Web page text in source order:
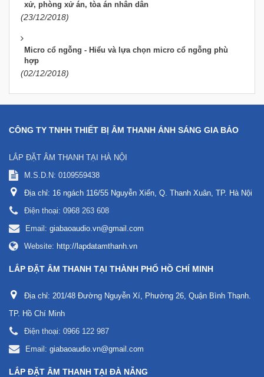
xử, phòng xử án, tòa án nhân dân
(23/12/2018)
Micro cổ ngỗng - Hiểu và lựa chọn micro cổ ngỗng phù
hợp
(02/12/2018)
CÔNG TY TNHH THIẾT BỊ ÂM THANH ÁNH SÁNG GIA BẢO
LẮP ĐẶT ÂM THANH TẠI HÀ NỘI
M.S.D.N: 0109559438
Địa chỉ: 16 ngách 116/55 Nguyễn Xiển, Q. Thanh Xuân, TP. Hà Nội
Điện thoại: 0968 263 608
Email: giabaoaudio.vn@gmail.com
Website: http://lapdatamthanh.vn
LẮP ĐẶT ÂM THANH TẠI THÀNH PHỐ HỒ CHÍ MINH
Địa chỉ: 201/48 Đường Nguyễn Xí, Phường 26, Quận Bình Thạnh.
TP. Hồ Chí Minh
Điện thoại: 0966 122 987
Email: giabaoaudio.vn@gmail.com
LẮP ĐẶT ÂM THANH TẠI ĐÀ NẴNG